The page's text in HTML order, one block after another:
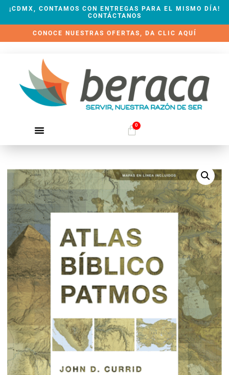
¡CDMX, CONTAMOS CON ENTREGAS PARA EL MISMO DÍA!
CONTÁCTANOS
CONOCE NUESTRAS OFERTAS, DA CLIC AQUÍ
0